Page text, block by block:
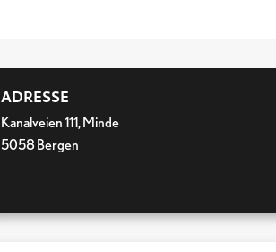
ADRESSE
Kanalveien 111, Minde
5058 Bergen